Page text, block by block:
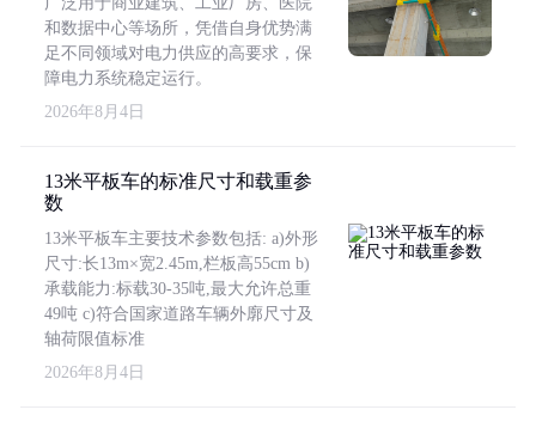
和数据中心等场所，凭借自身优势满
足不同领域对电力供应的高要求，保
障电力系统稳定运行。
2026年8月4日
13米平板车的标准尺寸和载重参
数
13米平板车主要技术参数包括: a)外形
尺寸:长13m×宽2.45m,栏板高55cm b)
承载能力:标载30-35吨,最大允许总重
49吨 c)符合国家道路车辆外廓尺寸及
轴荷限值标准
2026年8月4日